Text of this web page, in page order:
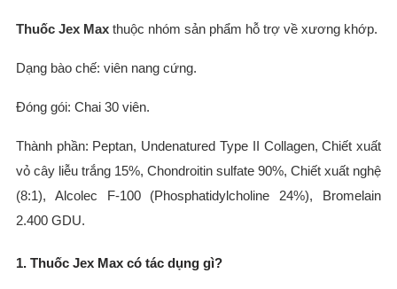
Thuốc Jex Maxthuộc nhóm sản phẩm hỗ trợ về xương khớp.
Dạng bào chế: viên nang cứng.
Đóng gói: Chai 30 viên.
Thành phần: Peptan, Undenatured Type II Collagen, Chiết xuất
vỏ cây liễu trắng 15%, Chondroitin sulfate 90%, Chiết xuất nghệ
(8:1), Alcolec F-100 (Phosphatidylcholine 24%), Bromelain
2.400 GDU.
1. Thuốc Jex Max có tác dụng gì?